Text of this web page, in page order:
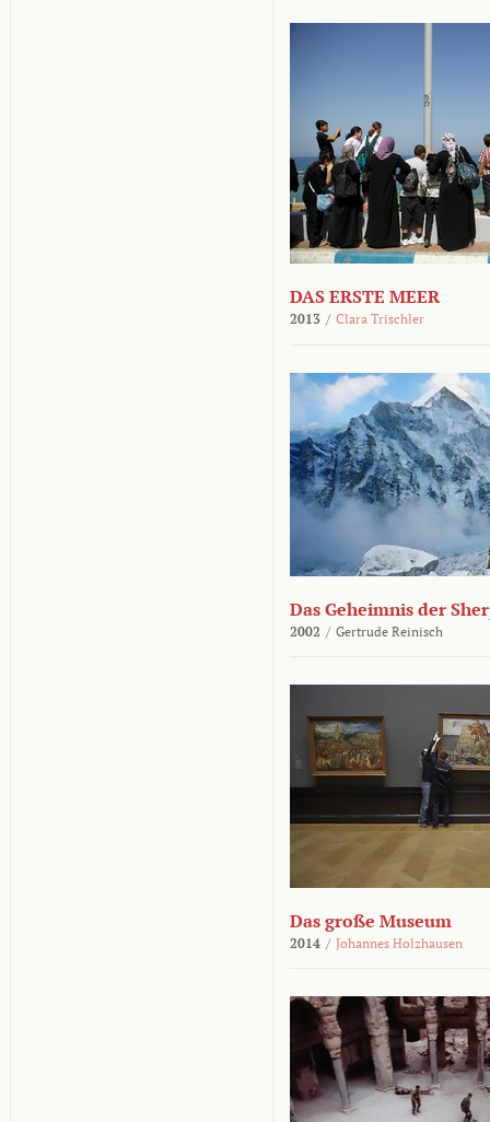
DAS ERSTE MEER
2013 / Clara Trischler
Das Geheimnis der
2002 / Gertrude Reinisch
Das große Museum
2014 / Johannes Holzhausen